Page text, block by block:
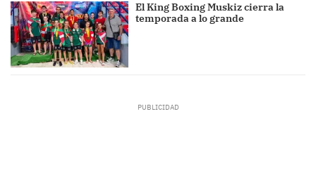
El King Boxing Muskiz cierra la
temporada a lo grande